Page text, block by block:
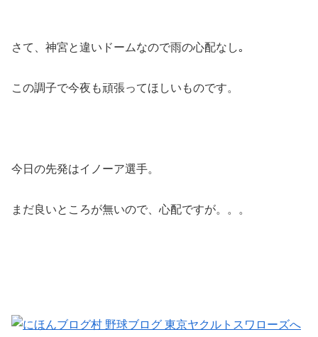
さて、神宮と違いドームなので雨の心配なし｡
この調子で今夜も頑張ってほしいものです。
今日の先発はイノーア選手。
まだ良いところが無いので、心配ですが。。。